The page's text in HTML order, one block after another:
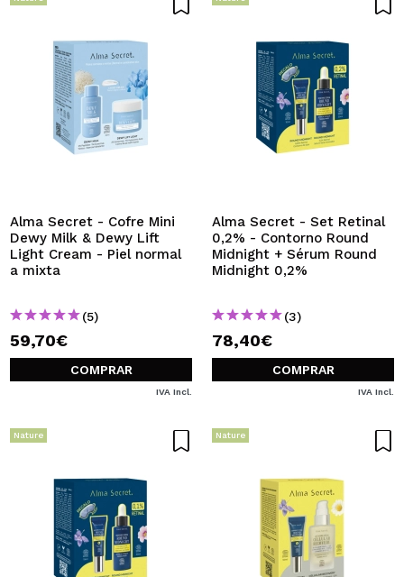
Alma Secret - Cofre Mini
Dewy Milk & Dewy Lift
Light Cream - Piel normal
a mixta
(5)
59,70€
COMPRAR
IVA Incl.
Alma Secret - Set Retinal
0,2% - Contorno Round
Midnight + Sérum Round
Midnight 0,2%
(3)
78,40€
COMPRAR
IVA Incl.
Nature Nature